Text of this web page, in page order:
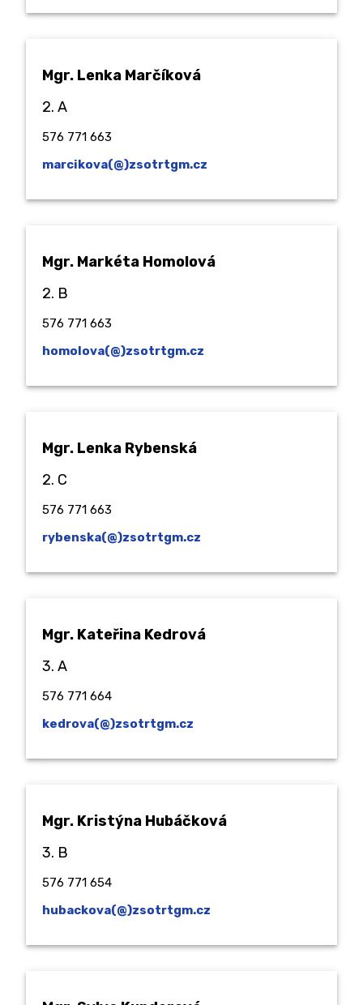
Mgr. Lenka Marčíková
2. A
576 771 663
marcikova(@)zsotrtgm.cz
Mgr. Markéta Homolová
2. B
576 771 663
homolova(@)zsotrtgm.cz
Mgr. Lenka Rybenská
2. C
576 771 663
rybenska(@)zsotrtgm.cz
Mgr. Kateřina Kedrová
3. A
576 771 664
kedrova(@)zsotrtgm.cz
Mgr. Kristýna Hubáčková
3. B
576 771 654
hubackova(@)zsotrtgm.cz